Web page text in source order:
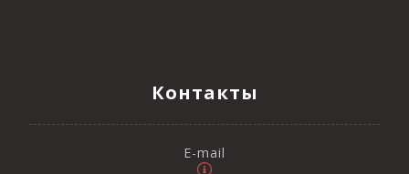
Контакты
E-mail